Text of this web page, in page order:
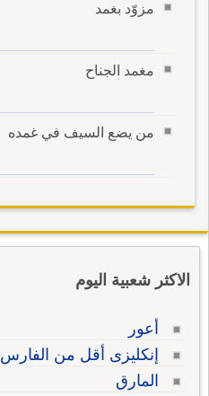
مزوّد بغمد
مغمد الجناح
من يضع السيف في غمده
الاكثر شعبية اليوم
أعور
إنكليزى أقل من الفارس
المارق